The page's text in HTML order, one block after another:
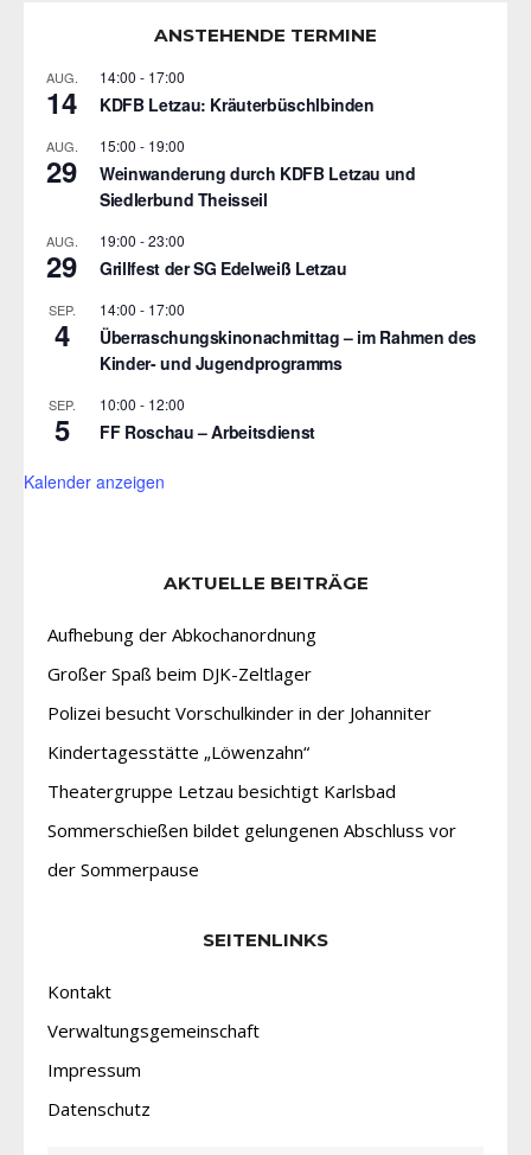
ANSTEHENDE TERMINE
AUG.
14
14:00 - 17:00
KDFB Letzau: Kräuterbüschlbinden
AUG.
29
15:00 - 19:00
Weinwanderung durch KDFB Letzau und
Siedlerbund Theisseil
AUG.
29
19:00 -23:00
Grillfest der SG Edelweiß Letzau
SEP.
4
14:00 - 17:00
Überraschungskinonachmittag – im Rahmen des
Kinder- und Jugendprogramms
SEP.
5
10:00 - 12:00
FF Roschau – Arbeitsdienst
Kalender anzeigen
AKTUELLE BEITRÄGE
Aufhebung der Abkochanordnung
Großer Spaß beim DJK-Zeltlager
Polizei besucht Vorschulkinder in der Johanniter
Kindertagesstätte „Löwenzahn“
Theatergruppe Letzau besichtigt Karlsbad
Sommerschießen bildet gelungenen Abschluss vor
der Sommerpause
SEITENLINKS
Kontakt
Verwaltungsgemeinschaft
Impressum
Datenschutz